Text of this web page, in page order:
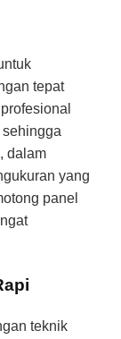
tepat
dalam
yang
panel
teknik